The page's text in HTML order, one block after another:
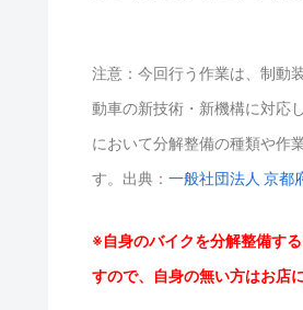
注意：今回行う作業は、制動
動車の新技術・新機構に対応
において分解整備の種類や作
す。 出典： 一般社団法人 京都
※自身のバイクを分解整備す
すので、自身の無い方はお店